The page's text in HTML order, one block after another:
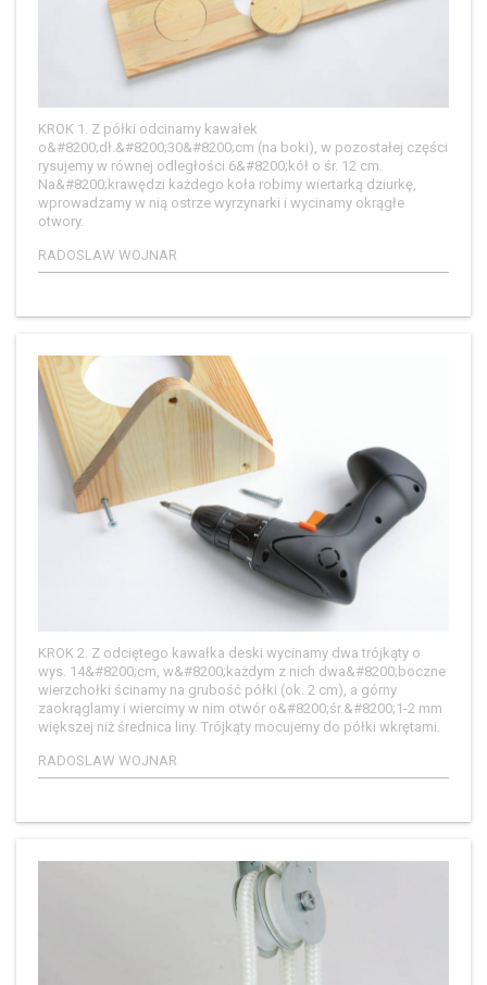
KROK 1. Z półki odcinamy kawałek
o&#8200;dł.&#8200;30&#8200;cm (na boki), w pozostałej części
rysujemy w równej odległości 6&#8200;kół o śr. 12 cm.
Na&#8200;krawędzi każdego koła robimy wiertarką dziurkę,
wprowadzamy w nią ostrze wyrzynarki i wycinamy okrągłe
otwory.
RADOSLAW WOJNAR
KROK 2. Z odciętego kawałka deski wycinamy dwa trójkąty o
wys. 14&#8200;cm, w&#8200;każdym z nich dwa&#8200;boczne
wierzchołki ścinamy na grubość półki (ok. 2 cm), a górny
zaokrąglamy i wiercimy w nim otwór o&#8200;śr.&#8200;1-2 mm
większej niż średnica liny. Trójkąty mocujemy do półki wkrętami.
RADOSLAW WOJNAR